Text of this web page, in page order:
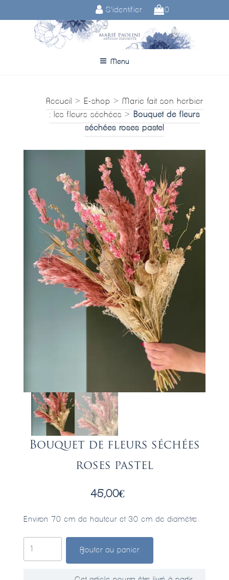
S'identifier 0
Menu
Accueil > E-shop > Marie fait son herbier
: les fleurs séchées > Bouquet de fleurs
séchées roses pastel
Bouquet de fleurs séchées
roses pastel
45,00€
Environ 70 cm de hauteur et 30 cm de diamètre.
Ajouter au panier